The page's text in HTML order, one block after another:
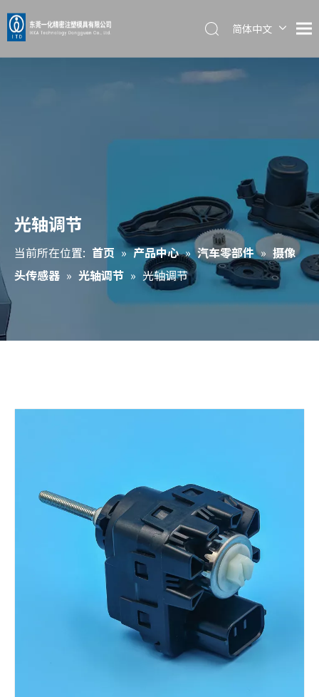
简体中文
日本語
光轴调节
当前所在位置: 首页 » 产品中心 » 汽车零部件 » 摄像
头传感器 » 光轴调节 » 光轴调节